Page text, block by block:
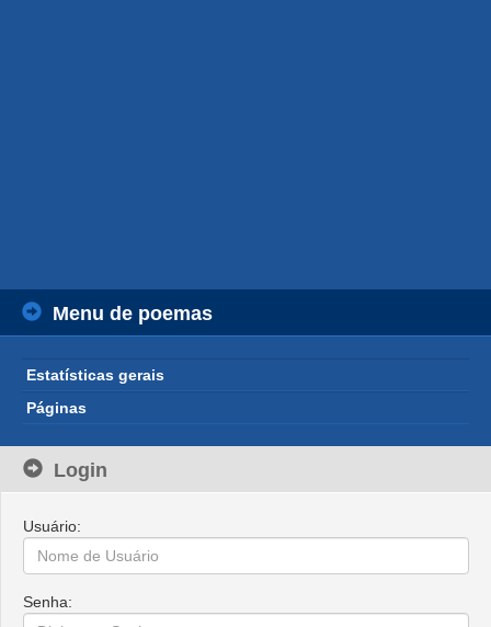
Menu de poemas
Estatísticas gerais
Páginas
Login
Usuário:
Senha: